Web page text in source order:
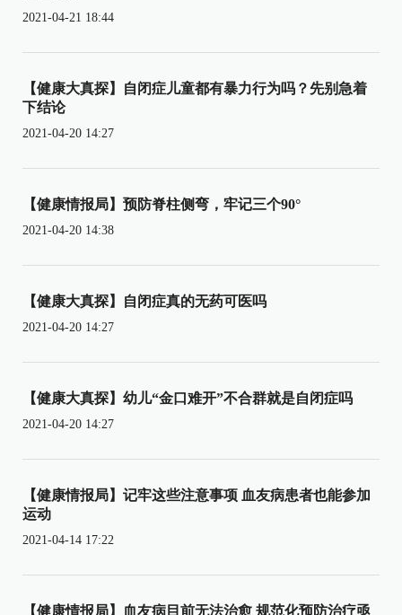
2021-04-21 18:44
【健康大真探】自闭症儿童都有暴力行为吗？先别急着
下结论
2021-04-20 14:27
【健康情报局】预防脊柱侧弯，牢记三个90°
2021-04-20 14:38
【健康大真探】自闭症真的无药可医吗
2021-04-20 14:27
【健康大真探】幼儿“金口难开”不合群就是自闭症吗
2021-04-20 14:27
【健康情报局】记牢这些注意事项 血友病患者也能参加
运动
2021-04-14 17:22
【健康情报局】血友病目前无法治愈 规范化预防治疗亟